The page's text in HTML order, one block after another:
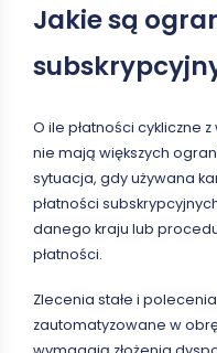
Jakie są
O ile płatności cykliczne
nie mają większych
sytuacja, gdy używana
płatności
danego kraju lub
płatności.
Zlecenia stałe i polecenia
zautomatyzowane w